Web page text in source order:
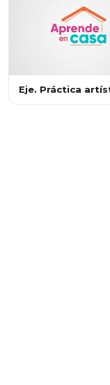
Eje. Práctica